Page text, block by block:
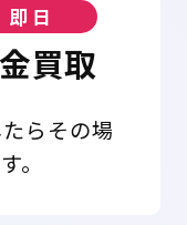
即日
買取
らその場
。